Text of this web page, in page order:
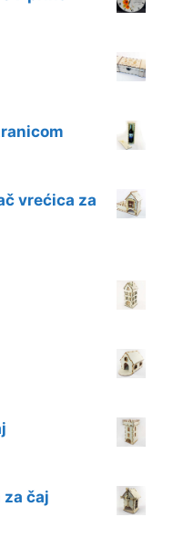
vrećica za
čaj